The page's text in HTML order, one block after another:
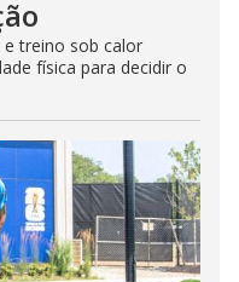
treino sob calor
física para decidir o